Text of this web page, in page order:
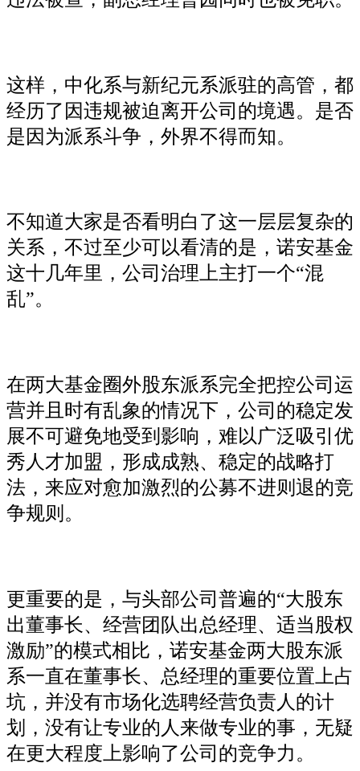
这样，中化系与新纪元系派驻的高管，都
经历了因违规被迫离开公司的境遇。是否
是因为派系斗争，外界不得而知。
不知道大家是否看明白了这一层层复杂的
关系，不过至少可以看清的是，诺安基金
这十几年里，公司治理上主打一个“混
乱”。
在两大基金圈外股东派系完全把控公司运
营并且时有乱象的情况下，公司的稳定发
展不可避免地受到影响，难以广泛吸引优
秀人才加盟，形成成熟、稳定的战略打
法，来应对愈加激烈的公募不进则退的竞
争规则。
更重要的是，与头部公司普遍的“大股东
出董事长、经营团队出总经理、适当股权
激励”的模式相比，诺安基金两大股东派
系一直在董事长、总经理的重要位置上占
坑，并没有市场化选聘经营负责人的计
划，没有让专业的人来做专业的事，无疑
在更大程度上影响了公司的竞争力。